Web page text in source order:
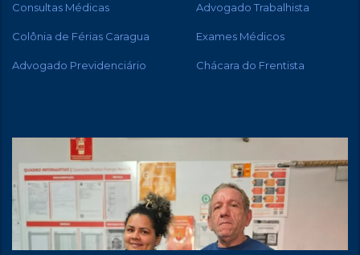
Consultas Médicas Advogado Trabalhista
Colônia de Férias Caragua Exames Médicos
Advogado Previdenciário Chácara do Frentista